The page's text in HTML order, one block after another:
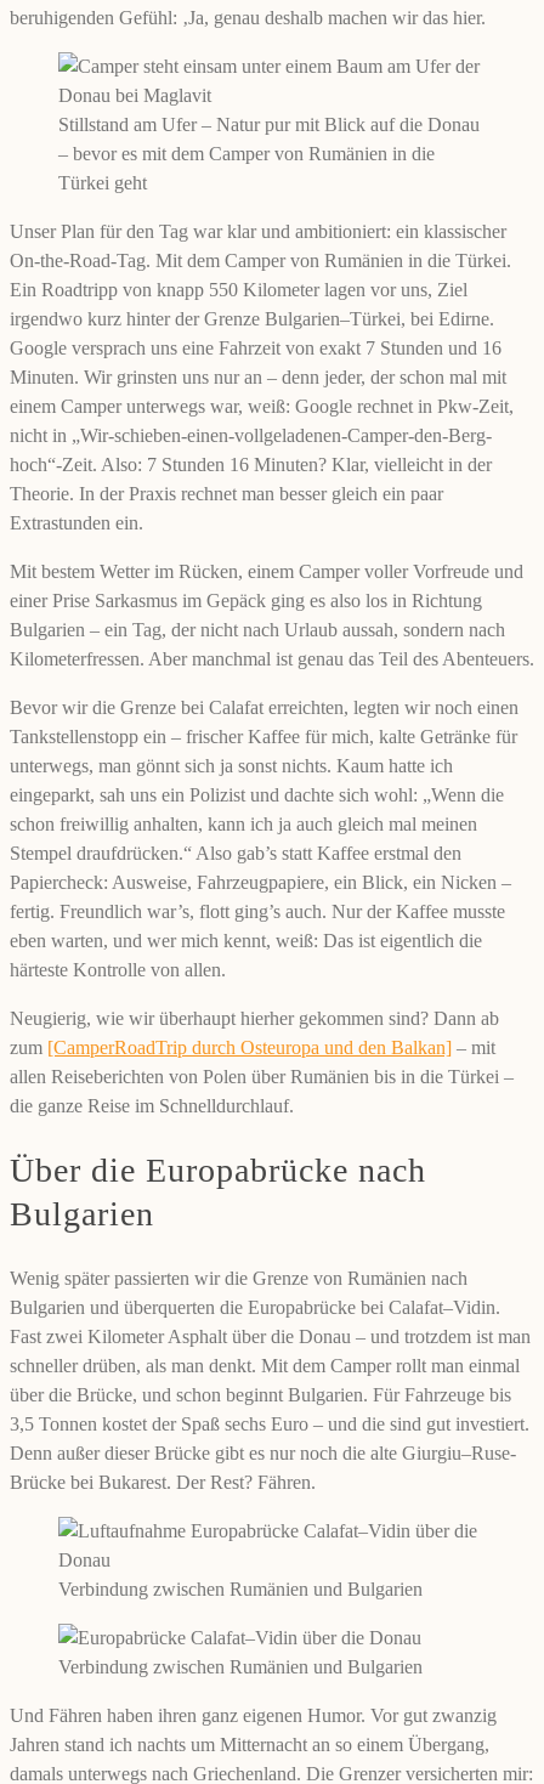
beruhigenden Gefühl: ‚Ja, genau deshalb machen wir das hier.
Stillstand am Ufer – Natur pur mit Blick auf die Donau
– bevor es mit dem Camper von Rumänien in die
Türkei geht
Unser Plan für den Tag war klar und ambitioniert: ein klassischer
On-the-Road-Tag. Mit dem Camper von Rumänien in die Türkei.
Ein Roadtripp von knapp 550 Kilometer lagen vor uns, Ziel
irgendwo kurz hinter der Grenze Bulgarien–Türkei, bei Edirne.
Google versprach uns eine Fahrzeit von exakt 7 Stunden und 16
Minuten. Wir grinsten uns nur an – denn jeder, der schon mal mit
einem Camper unterwegs war, weiß: Google rechnet in Pkw-Zeit,
nicht in „Wir-schieben-einen-vollgeladenen-Camper-den-Berg-
hoch“-Zeit. Also: 7 Stunden 16 Minuten? Klar, vielleicht in der
Theorie. In der Praxis rechnet man besser gleich ein paar
Extrastunden ein.
Mit bestem Wetter im Rücken, einem Camper voller Vorfreude und
einer Prise Sarkasmus im Gepäck ging es also los in Richtung
Bulgarien – ein Tag, der nicht nach Urlaub aussah, sondern nach
Kilometerfressen. Aber manchmal ist genau das Teil des Abenteuers.
Bevor wir die Grenze bei Calafat erreichten, legten wir noch einen
Tankstellenstopp ein – frischer Kaffee für mich, kalte Getränke für
unterwegs, man gönnt sich ja sonst nichts. Kaum hatte ich
eingeparkt, sah uns ein Polizist und dachte sich wohl: „Wenn die
schon freiwillig anhalten, kann ich ja auch gleich mal meinen
Stempel draufdrücken.“ Also gab’s statt Kaffee erstmal den
Papiercheck: Ausweise, Fahrzeugpapiere, ein Blick, ein Nicken –
fertig. Freundlich war’s, flott ging’s auch. Nur der Kaffee musste
eben warten, und wer mich kennt, weiß: Das ist eigentlich die
härteste Kontrolle von allen.
Neugierig, wie wir überhaupt hierher gekommen sind? Dann ab
zum [CamperRoadTrip durch Osteuropa und den Balkan] – mit
allen Reiseberichten von Polen über Rumänien bis in die Türkei –
die ganze Reise im Schnelldurchlauf.
Über die Europabrücke nach
Bulgarien
Wenig später passierten wir die Grenze von Rumänien nach
Bulgarien und überquerten die Europabrücke bei Calafat–Vidin.
Fast zwei Kilometer Asphalt über die Donau – und trotzdem ist man
schneller drüben, als man denkt. Mit dem Camper rollt man einmal
über die Brücke, und schon beginnt Bulgarien. Für Fahrzeuge bis
3,5 Tonnen kostet der Spaß sechs Euro – und die sind gut investiert.
Denn außer dieser Brücke gibt es nur noch die alte Giurgiu–Ruse-
Brücke bei Bukarest. Der Rest? Fähren.
Verbindung zwischen Rumänien und Bulgarien
Verbindung zwischen Rumänien und Bulgarien
Und Fähren haben ihren ganz eigenen Humor. Vor gut zwanzig
Jahren stand ich nachts um Mitternacht an so einem Übergang,
damals unterwegs nach Griechenland. Die Grenzer versicherten mir: